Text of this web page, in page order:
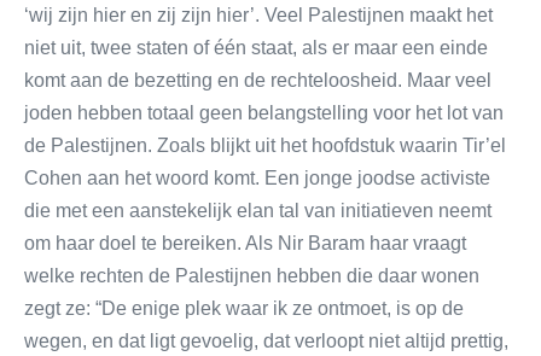
‘wij zijn hier en zij zijn hier’. Veel Palestijnen maakt het
niet uit, twee staten of één staat, als er maar een einde
komt aan de bezetting en de rechteloosheid. Maar veel
joden hebben totaal geen belangstelling voor het lot van
de Palestijnen. Zoals blijkt uit het hoofdstuk waarin Tir’el
Cohen aan het woord komt. Een jonge joodse activiste
die met een aanstekelijk elan tal van initiatieven neemt
om haar doel te bereiken. Als Nir Baram haar vraagt
welke rechten de Palestijnen hebben die daar wonen
zegt ze: “De enige plek waar ik ze ontmoet, is op de
wegen, en dat ligt gevoelig, dat verloopt niet altijd prettig,